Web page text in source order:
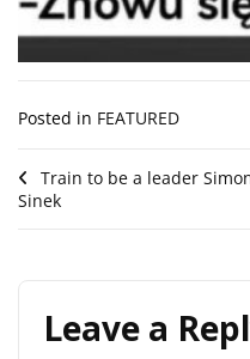
Posted in FEATURED
Post
Train to be a leader
Sinek
Leave a